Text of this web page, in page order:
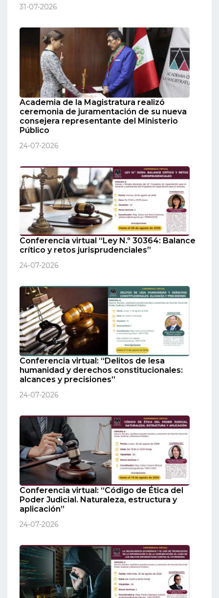
31-07-2026
Academia de la Magistratura realizó
ceremonia de juramentación de su nueva
consejera representante del Ministerio
Público
24-07-2026
Conferencia virtual “Ley N.º 30364: Balance
crítico y retos jurisprudenciales”
24-07-2026
Conferencia virtual: “Delitos de lesa
humanidad y derechos constitucionales:
alcances y precisiones”
24-07-2026
Conferencia virtual: “Código de Ética del
Poder Judicial. Naturaleza, estructura y
aplicación”
24-07-2026